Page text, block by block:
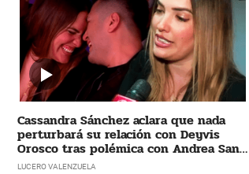
Cassandra Sánchez aclara que nada
perturbará su relación con Deyvis
Orosco tras polémica con Andrea San
Martín
LUCERO VALENZUELA